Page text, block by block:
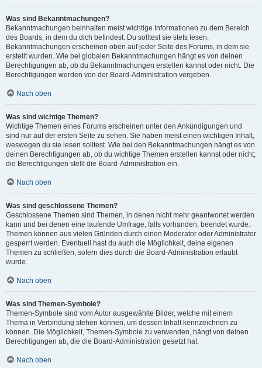
Was sind Bekanntmachungen?
Bekanntmachungen beinhalten meist wichtige Informationen zu dem Bereich
des Boards, in dem du dich befindest. Du solltest sie stets lesen.
Bekanntmachungen erscheinen oben auf jeder Seite des Forums, in dem sie
erstellt wurden. Wie bei globalen Bekanntmachungen hängt es von deinen
Berechtigungen ab, ob du Bekanntmachungen erstellen kannst oder nicht. Die
Berechtigungen werden von der Board-Administration vergeben.
Nach oben
Was sind wichtige Themen?
Wichtige Themen eines Forums erscheinen unter den Ankündigungen und
sind nur auf der ersten Seite zu sehen. Sie haben meist einen wichtigen Inhalt,
weswegen du sie lesen solltest. Wie bei den Bekanntmachungen hängt es von
deinen Berechtigungen ab, ob du wichtige Themen erstellen kannst oder nicht;
die Berechtigungen stellt die Board-Administration ein.
Nach oben
Was sind geschlossene Themen?
Geschlossene Themen sind Themen, in denen nicht mehr geantwortet werden
kann und bei denen eine laufende Umfrage, falls vorhanden, beendet wurde.
Themen können aus vielen Gründen durch einen Moderator oder Administrator
gesperrt werden. Eventuell hast du auch die Möglichkeit, deine eigenen
Themen zu schließen, sofern dies durch die Board-Administration erlaubt
wurde.
Nach oben
Was sind Themen-Symbole?
Themen-Symbole sind vom Autor ausgewählte Bilder, welche mit einem
Thema in Verbindung stehen können, um dessen Inhalt kennzeichnen zu
können. Die Möglichkeit, Themen-Symbole zu verwenden, hängt von deinen
Berechtigungen ab, die die Board-Administration gesetzt hat.
Nach oben